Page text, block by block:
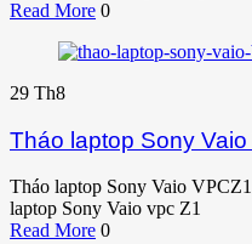
Read More 0
29 Th8
Tháo laptop Sony
Tháo laptop Sony Vaio
laptop Sony Vaio vpc Z1
Read More 0